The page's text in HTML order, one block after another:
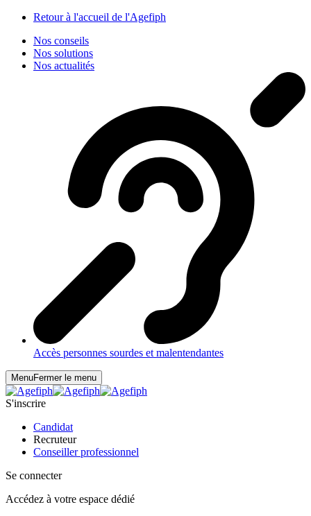
Retour à l'accueil de l'Agefiph
Nos conseils
Nos solutions
Nos actualités
Accès personnes sourdes et malentendantes
MenuFermer le menu
S'inscrire
Candidat
Recruteur
Conseiller professionnel
Se connecter
Accédez à votre espace dédié